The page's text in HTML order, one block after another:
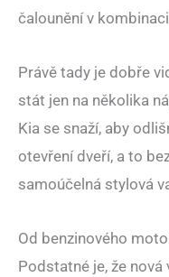
čalounění v
Právě tady je dobře
stát jen na několika
Kia se snaží, aby
otevření dveří, a to
samoúčelná stylová
Od benzinového
Podstatné je, že nová